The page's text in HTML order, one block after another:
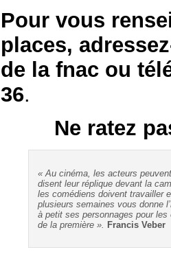
Pour vous
places,
de la fnac ou
36.
Ne ratez
« Au cinéma, les acteurs
disent leur réplique devant la
les comédiens doivent travailler
plusieurs semaines vous donne
à petit ses personnages pour
de la première ». Francis Veber